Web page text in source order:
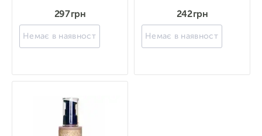
297 грн
Немає в наявності
242 грн
Немає в наявності